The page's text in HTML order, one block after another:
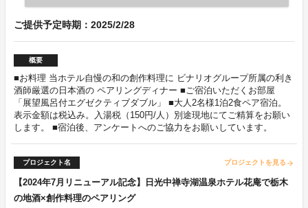
ご提供予定時期：2025/2/28
概要
■お料理 当ホテル自慢の和の創作料理に ビナリオグループ所属の利き
酒師厳選の日本酒の ペアリングディナー ■ご宿泊いただくお部屋
「展望風呂付エグゼクティブダブル」 ■大人2名様1泊2食ペア宿泊。
表示金額は税込み。入湯税（150円/人）別途現地にてご精算をお願い
します。 ■宿泊後、アンケートへのご協力をお願いしています。
プロジェクト名 プロジェクトを見る arrow_forward
【2024年7月リニューアル記念】日光中禅寺湖温泉ホテル花庵で栃木
の地酒×創作料理のペアリング